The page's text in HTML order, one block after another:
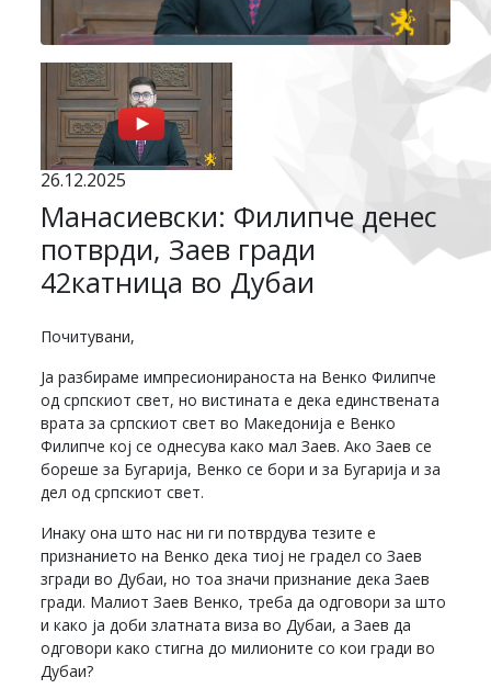
26.12.2025
Манасиевски: Филипче денес
потврди, Заев гради
42катница во Дубаи
Почитувани,
Ја разбираме импресионираноста на Венко Филипче
од српскиот свет, но вистината е дека единствената
врата за српскиот свет во Македонија е Венко
Филипче кој се однесува како мал Заев. Ако Заев се
бореше за Бугарија, Венко се бори и за Бугарија и за
дел од српскиот свет.
Инаку она што нас ни ги потврдува тезите е
признанието на Венко дека тиој не градел со Заев
згради во Дубаи, но тоа значи признание дека Заев
гради. Малиот Заев Венко, треба да одговори за што
и како ја доби златната виза во Дубаи, а Заев да
одговори како стигна до милионите со кои гради во
Дубаи?